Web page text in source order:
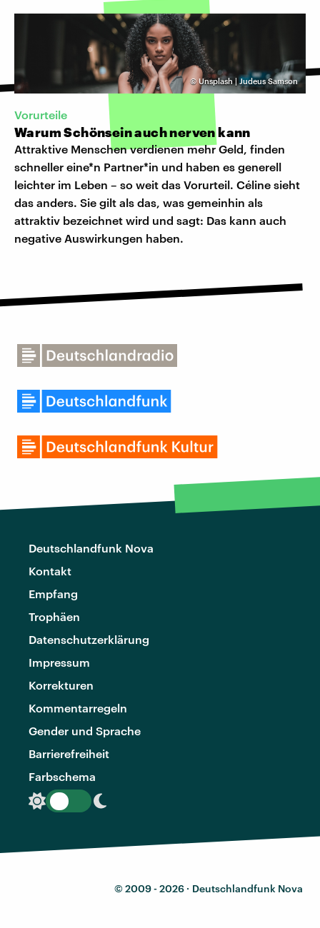
© Unsplash | Judeus Samson
Vorurteile
Warum Schönsein auch nerven kann
Attraktive Menschen verdienen mehr Geld, finden
schneller eine*n Partner*in und haben es generell
leichter im Leben – so weit das Vorurteil. Céline sieht
das anders. Sie gilt als das, was gemeinhin als
attraktiv bezeichnet wird und sagt: Das kann auch
negative Auswirkungen haben.
Deutschlandfunk Nova
Kontakt
Empfang
Trophäen
Datenschutzerklärung
Impressum
Korrekturen
Kommentarregeln
Gender und Sprache
Barrierefreiheit
Farbschema
© 2009 - 2026 · Deutschlandfunk Nova